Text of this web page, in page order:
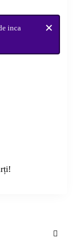
×
inca